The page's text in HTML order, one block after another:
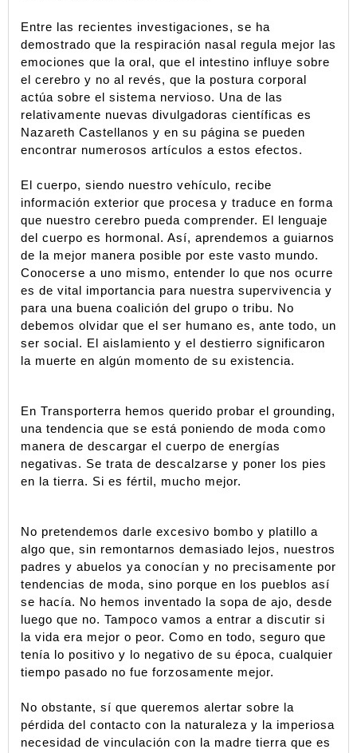
Entre las recientes investigaciones, se ha
demostrado que la respiración nasal regula mejor las
emociones que la oral, que el intestino influye sobre
el cerebro y no al revés, que la postura corporal
actúa sobre el sistema nervioso. Una de las
relativamente nuevas divulgadoras científicas es
Nazareth Castellanos y en su página se pueden
encontrar numerosos artículos a estos efectos.
El cuerpo, siendo nuestro vehículo, recibe
información exterior que procesa y traduce en forma
que nuestro cerebro pueda comprender. El lenguaje
del cuerpo es hormonal. Así, aprendemos a guiarnos
de la mejor manera posible por este vasto mundo.
Conocerse a uno mismo, entender lo que nos ocurre
es de vital importancia para nuestra supervivencia y
para una buena coalición del grupo o tribu. No
debemos olvidar que el ser humano es, ante todo, un
ser social. El aislamiento y el destierro significaron
la muerte en algún momento de su existencia.
En Transporterra hemos querido probar el grounding,
una tendencia que se está poniendo de moda como
manera de descargar el cuerpo de energías
negativas. Se trata de descalzarse y poner los pies
en la tierra. Si es fértil, mucho mejor.
No pretendemos darle excesivo bombo y platillo a
algo que, sin remontarnos demasiado lejos, nuestros
padres y abuelos ya conocían y no precisamente por
tendencias de moda, sino porque en los pueblos así
se hacía. No hemos inventado la sopa de ajo, desde
luego que no. Tampoco vamos a entrar a discutir si
la vida era mejor o peor. Como en todo, seguro que
tenía lo positivo y lo negativo de su época, cualquier
tiempo pasado no fue forzosamente mejor.
No obstante, sí que queremos alertar sobre la
pérdida del contacto con la naturaleza y la imperiosa
necesidad de vinculación con la madre tierra que es